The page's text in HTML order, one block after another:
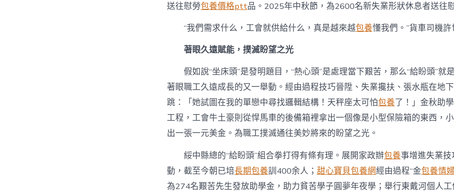
送往慰勞包養價格ptt品。2025年中秋節，為2600名新失業形狀休息者送往
“我們需求什么，工會就供給什么，真是越來越包養懂我們。”貨車司機許
著眼久遠賦能，撲滅盼望之光
假如說“坐床頭”是發明題目，“熱心頭”是處理當下艱苦，那么“給盼頭”就
著眼職工久遠成長的又一舉動。經由過程技巧晉陞、失業攙扶、張水瓶在地
跳：「她試圖在我的單戀中尋找邏輯結構！天秤座太可怕包養了！」金秋助
工程，工會牛土豪則從悍馬車的後備箱裡拿出一個像是小型保險箱的東西，
出一張一元美金。為職工撲滅通往美妙將來的盼望之光。
綏中縣總的“給盼頭”組合拳打得有條有理。展開家政辦包養事增進失業技
動，截至今朝已培長期包養訓400余人； 甜心寶貝包養網經由過程“金包養情婦
為274名艱苦先生發放助學金，助力貧苦學子圓夢年夜學；舉行東戴河個人